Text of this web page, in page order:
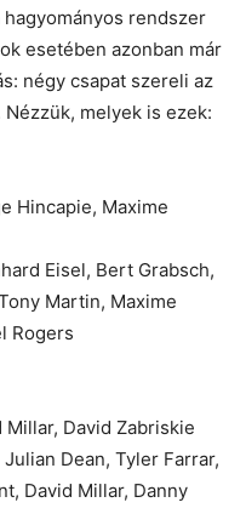
rendszer
esetében azonban már
négy csapat szereli az
melyek is ezek:
Hincapie, Maxime
Eisel, Bert Grabsch,
Martin, Maxime
Rogers
David Zabriskie
Dean, Tyler Farrar,
David Millar, Danny